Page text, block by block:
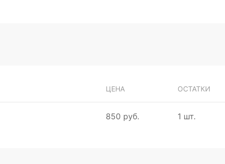
ЦЕНА ОСТАТКИ
850 руб. 1 шт.